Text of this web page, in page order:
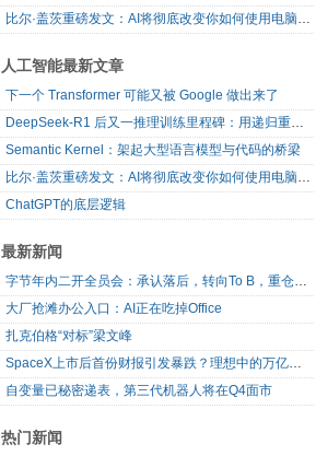
比尔·盖茨重磅发文：AI将彻底改变你如何使用电脑，还将颠覆软件行业
人工智能最新文章
下一个 Transformer 可能又被 Google 做出来了
DeepSeek-R1 后又一推理训练里程碑：用递归重构 Transformer
Semantic Kernel：架起大型语言模型与代码的桥梁
比尔·盖茨重磅发文：AI将彻底改变你如何使用电脑，还将颠覆软件行业
ChatGPT的底层逻辑
最新新闻
字节年内二开全员会：承认落后，转向To B，重仓年轻人
大厂抢滩办公入口：AI正在吃掉Office
扎克伯格“对标”梁文峰
SpaceX上市后首份财报引发暴跌？理想中的万亿营收太空AI公司，正在靠地面AI云挣钱
自变量已秘密递表，第三代机器人将在Q4面市
热门新闻